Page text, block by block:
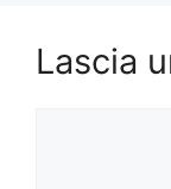
Lascia